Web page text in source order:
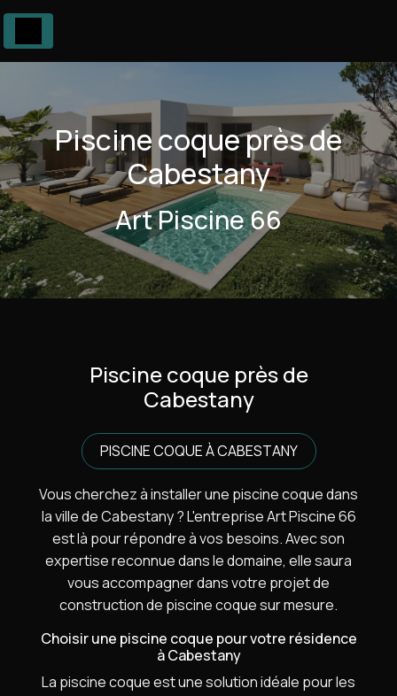
Piscine coque près de
Cabestany
Art Piscine 66
Piscine coque près de
Cabestany
PISCINE COQUE À CABESTANY
Vous cherchez à installer une piscine coque dans
la ville de Cabestany ? L'entreprise Art Piscine 66
est là pour répondre à vos besoins. Avec son
expertise reconnue dans le domaine, elle saura
vous accompagner dans votre projet de
construction de piscine coque sur mesure.
Choisir une piscine coque pour votre résidence
à Cabestany
La piscine coque est une solution idéale pour les
Panneau de gestion des cookies